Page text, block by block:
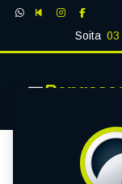
Soita 03